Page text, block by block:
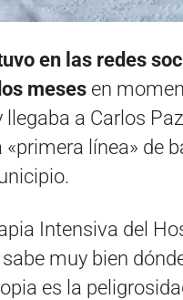
en las redes
meses en
a Carlos
línea» de
Intensiva del
muy bien
es la